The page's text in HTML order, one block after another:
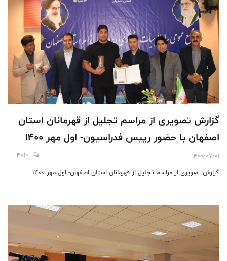
گزارش تصویری از مراسم تجلیل از قهرمانان استان
اصفهان با حضور رییس فدراسیون- اول مهر 1400
1400/07/01
4810
گزارش تصویری از مراسم تجلیل از قهرمانان استان اصفهان- اول مهر 1400